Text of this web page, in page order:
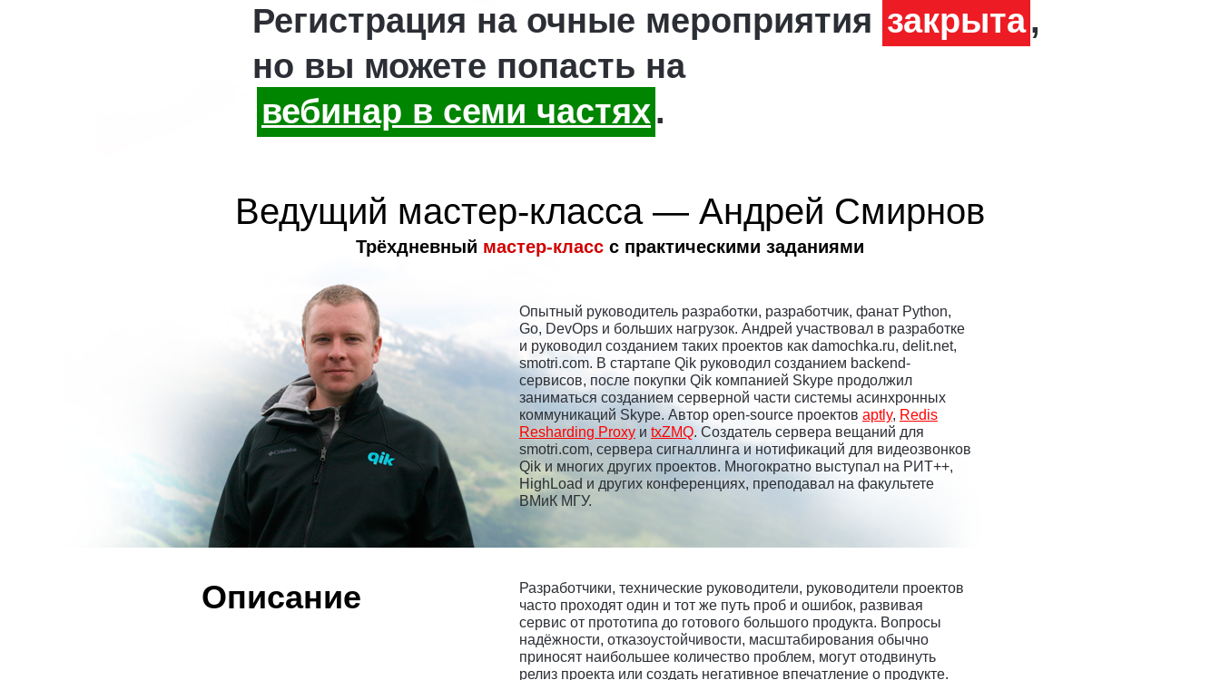
Регистрация на очные мероприятия закрыта,
но вы можете попасть на
вебинар в семи частях.
Ведущий мастер-класса — Андрей Смирнов
Трёхдневный мастер-класс с практическими заданиями
Опытный руководитель разработки, разработчик, фанат Python,
Go, DevOps и больших нагрузок. Андрей участвовал в разработке
и руководил созданием таких проектов как damochka.ru, delit.net,
smotri.com. В стартапе Qik руководил созданием backend-
сервисов, после покупки Qik компанией Skype продолжил
заниматься созданием серверной части системы асинхронных
коммуникаций Skype. Автор open-source проектов aptly, Redis
Resharding Proxy и txZMQ. Создатель сервера вещаний для
smotri.com, сервера сигналлинга и нотификаций для видеозвонков
Qik и многих других проектов. Многократно выступал на РИТ++,
HighLoad и других конференциях, преподавал на факультете
ВМиК МГУ.
Описание
Разработчики, технические руководители, руководители проектов
часто проходят один и тот же путь проб и ошибок, развивая
сервис от прототипа до готового большого продукта. Вопросы
надёжности, отказоустойчивости, масштабирования обычно
приносят наибольшее количество проблем, могут отодвинуть
релиз проекта или создать негативное впечатление о продукте.